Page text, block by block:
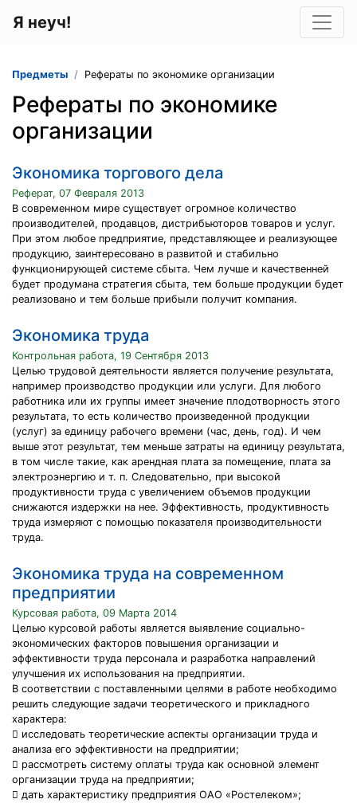
Я неуч!
Предметы Рефераты по экономике организации
Рефераты по экономике
организации
Экономика торгового дела
Реферат, 07 Февраля 2013
В современном мире существует огромное количество
производителей, продавцов, дистрибьюторов товаров и услуг.
При этом любое предприятие, представляющее и реализующее
продукцию, заинтересовано в развитой и стабильно
функционирующей системе сбыта. Чем лучше и качественней
будет продумана стратегия сбыта, тем больше продукции будет
реализовано и тем больше прибыли получит компания.
Экономика труда
Контрольная работа, 19 Сентября 2013
Целью трудовой деятельности является получение результата,
например производство продукции или услуги. Для любого
работника или их группы имеет значение плодотворность этого
результата, то есть количество произведенной продукции
(услуг) за единицу рабочего времени (час, день, год). И чем
выше этот результат, тем меньше затраты на единицу результата,
в том числе такие, как арендная плата за помещение, плата за
электроэнергию и т. п. Следовательно, при высокой
продуктивности труда с увеличением объемов продукции
снижаются издержки на нее. Эффективность, продуктивность
труда измеряют с помощью показателя производительности
труда.
Экономика труда на современном
предприятии
Курсовая работа, 09 Марта 2014
Целью курсовой работы является выявление социально-
экономических факторов повышения организации и
эффективности труда персонала и разработка направлений
улучшения их использования на предприятии.
В соответствии с поставленными целями в работе необходимо
решить следующие задачи теоретического и прикладного
характера:
 исследовать теоретические аспекты организации труда и
анализа его эффективности на предприятии;
 рассмотреть систему оплаты труда как основной элемент
организации труда на предприятии;
 дать характеристику предприятия ОАО «Ростелеком»;